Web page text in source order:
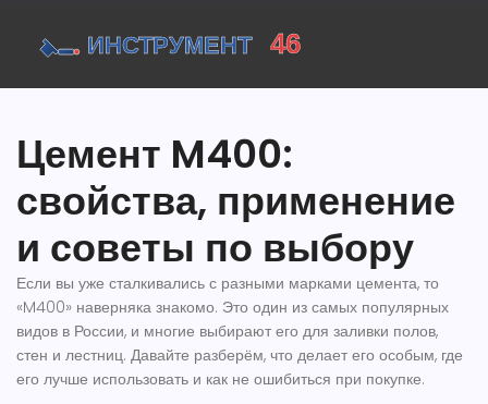
Цемент M400:
свойства, применение
и советы по выбору
Если вы уже сталкивались с разными марками цемента, то
«M400» наверняка знакомо. Это один из самых популярных
видов в России, и многие выбирают его для заливки полов,
стен и лестниц. Давайте разберём, что делает его особым, где
его лучше использовать и как не ошибиться при покупке.